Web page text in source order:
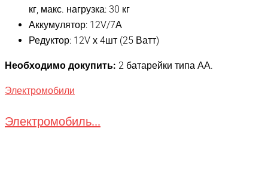
кг, макс. нагрузка: 30 кг
Аккумулятор: 12V/7А
Редуктор: 12V х 4шт (25 Ватт)
Необходимо докупить: 2 батарейки типа АА.
Электромобили
Электромобиль...